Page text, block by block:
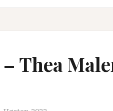
Thea